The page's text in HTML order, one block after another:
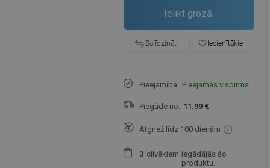
Ielikt grozā
Salīdzināt favorite_borderIecienītākie
Pieejamība: Pieejamās vispirms
Piegāde no: 11.99 €
Atgriež līdz 100 dienām
3 cilvēkiem iegādājās šo
produktu.